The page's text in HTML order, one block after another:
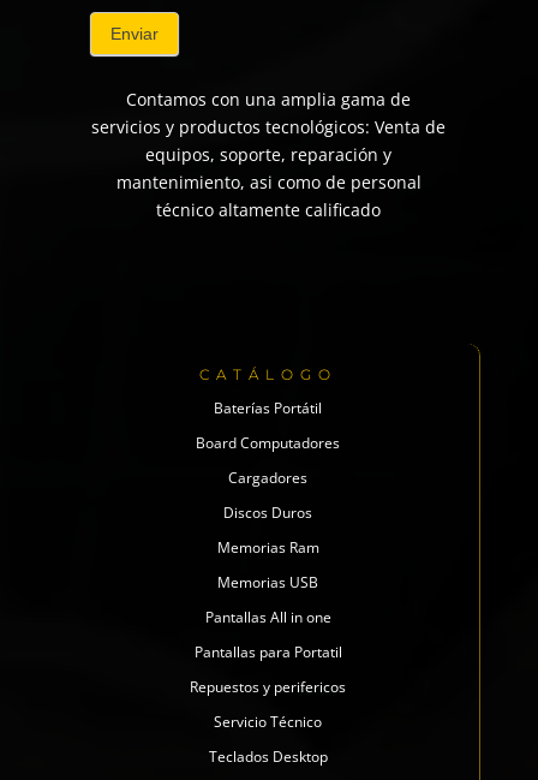
Enviar
Contamos con una amplia gama de
servicios y productos tecnológicos: Venta de
equipos, soporte, reparación y
mantenimiento, asi como de personal
técnico altamente calificado
CATÁLOGO
Baterías Portátil
Board Computadores
Cargadores
Discos Duros
Memorias Ram
Memorias USB
Pantallas All in one
Pantallas para Portatil
Repuestos y perifericos
Servicio Técnico
Teclados Desktop